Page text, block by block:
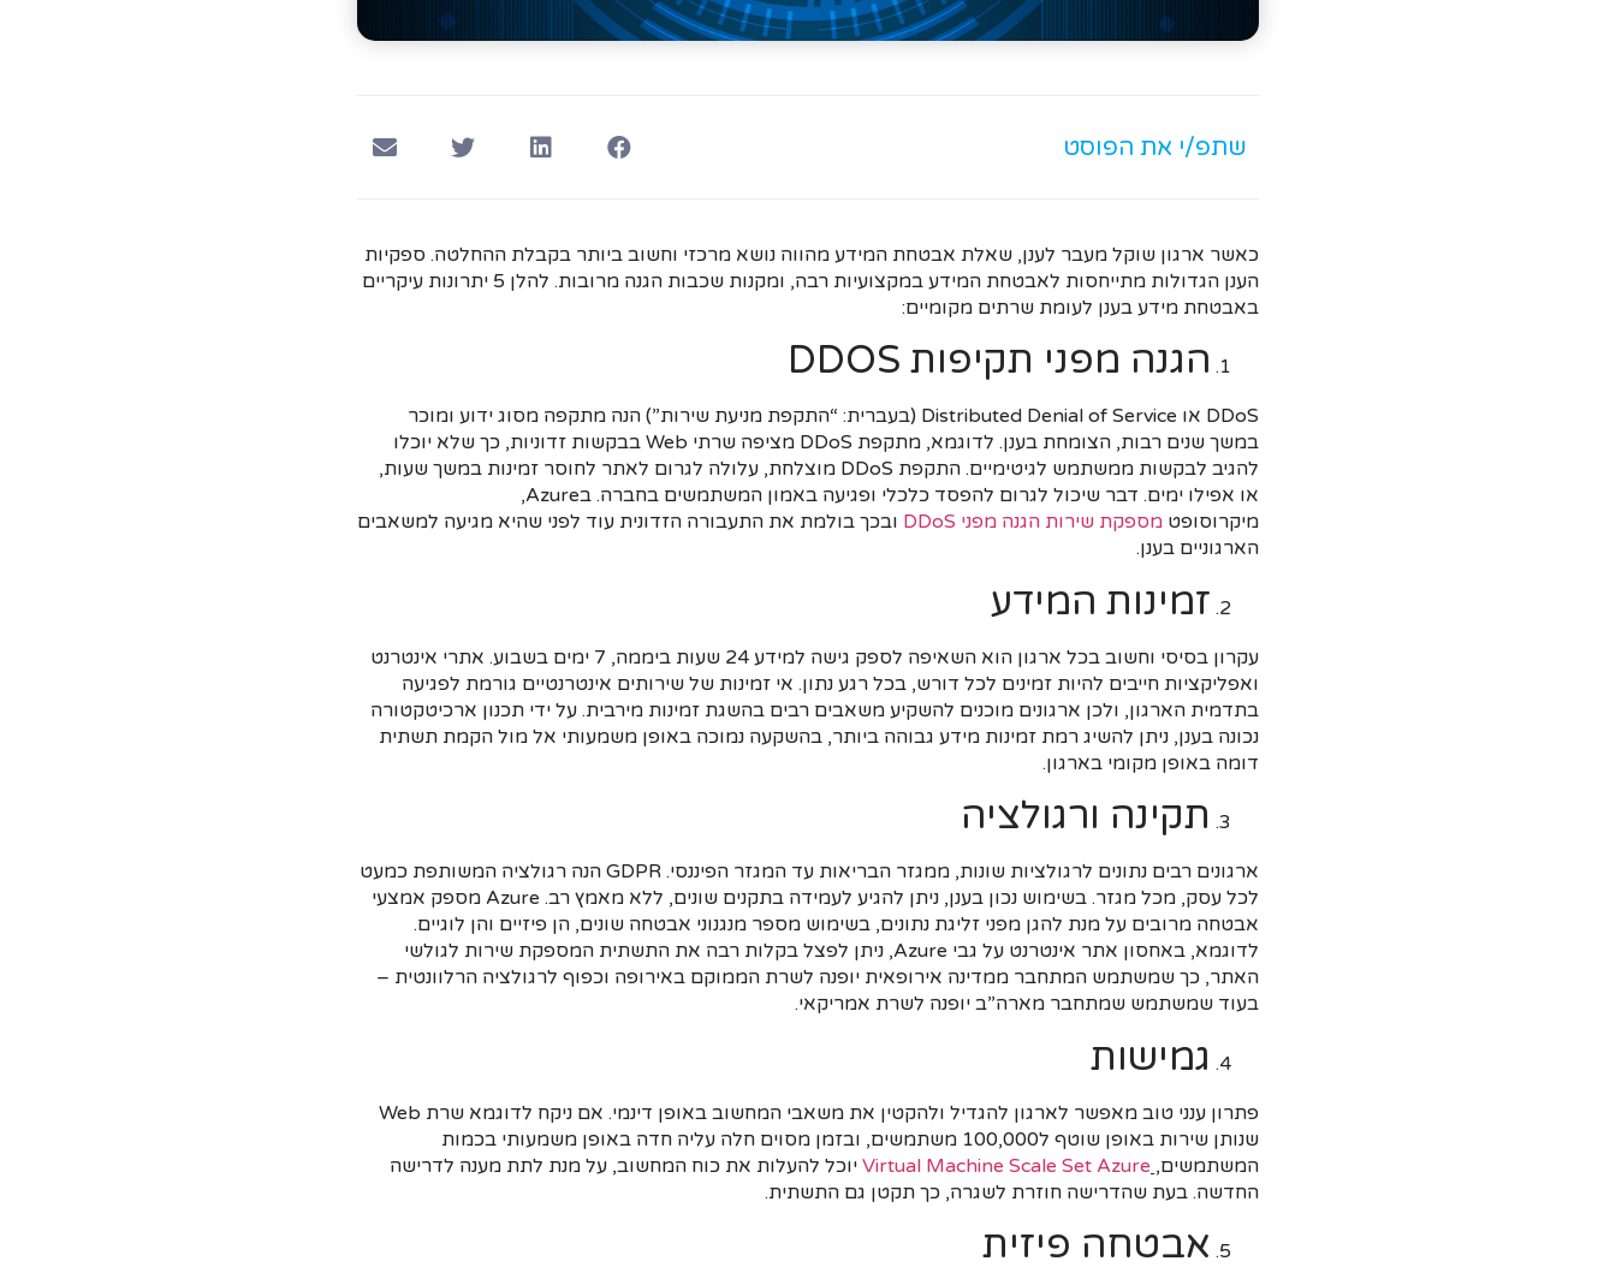
שתפ/י את הפוסט
כאשר ארגון שוקל מעבר לענן, שאלת אבטחת המידע מהווה נושא מרכזי וחשוב ביותר בקבלת ההחלטה. ספקיות
הענן הגדולות מתייחסות לאבטחת המידע במקצועיות רבה, ומקנות שכבות הגנה מרובות. להלן 5 יתרונות עיקריים
באבטחת מידע בענן לעומת שרתים מקומיים:
הגנה מפני תקיפות DDOS
DDoS
או Distributed Denial of Service (בעברית: “התקפת מניעת שירות”) הנה מתקפה מסוג ידוע ומוכר
במשך שנים רבות, הצומחת בענן. לדוגמא, מתקפת DDoS מציפה שרתי Web בבקשות זדוניות, כך שלא יוכלו
להגיב לבקשות ממשתמש לגיטימיים. התקפת DDoS מוצלחת, עלולה לגרום לאתר לחוסר זמינות במשך שעות,
או אפילו ימים. דבר שיכול לגרום להפסד כלכלי ופגיעה באמון המשתמשים בחברה. בAzure,
מיקרוסופט מספקת שירות הגנה מפני DDoS
ובכך בולמת את התעבורה הזדונית עוד לפני שהיא מגיעה למשאבים
הארגוניים בענן.
זמינות המידע
עקרון בסיסי וחשוב בכל ארגון הוא השאיפה לספק גישה למידע 24 שעות ביממה, 7 ימים בשבוע. אתרי אינטרנט
ואפליקציות חייבים להיות זמינים לכל דורש, בכל רגע נתון. אי זמינות של שירותים אינטרנטיים גורמת לפגיעה
בתדמית הארגון, ולכן ארגונים מוכנים להשקיע משאבים רבים בהשגת זמינות מירבית. על ידי תכנון ארכיטקטורה
נכונה בענן, ניתן להשיג רמת זמינות מידע גבוהה ביותר, בהשקעה נמוכה באופן משמעותי אל מול הקמת תשתית
דומה באופן מקומי בארגון.
תקינה ורגולציה
ארגונים רבים נתונים לרגולציות שונות, ממגזר הבריאות עד המגזר הפיננסי. GDPR הנה רגולציה המשותפת כמעט
לכל עסק, מכל מגזר. בשימוש נכון בענן, ניתן להגיע לעמידה בתקנים שונים, ללא מאמץ רב. Azure מספק אמצעי
אבטחה מרובים על מנת להגן מפני זליגת נתונים, בשימוש מספר מנגנוני אבטחה שונים, הן פיזיים והן לוגיים.
לדוגמא, באחסון אתר אינטרנט על גבי Azure, ניתן לפצל בקלות רבה את התשתית המספקת שירות לגולשי
האתר, כך שמשתמש המתחבר ממדינה אירופאית יופנה לשרת הממוקם באירופה וכפוף לרגולציה הרלוונטית –
בעוד שמשתמש שמתחבר מארה”ב יופנה לשרת אמריקאי.
גמישות
פתרון ענני טוב מאפשר לארגון להגדיל ולהקטין את משאבי המחשוב באופן דינמי. אם ניקח לדוגמא שרת Web
שנותן שירות באופן שוטף ל100,000 משתמשים, ובזמן מסוים חלה עליה חדה באופן משמעותי בכמות
המשתמשים,
Virtual Machine Scale Set Azure יוכל להעלות את כוח המחשוב, על מנת לתת מענה לדרישה
החדשה. בעת שהדרישה חוזרת לשגרה, כך תקטן גם התשתית.
אבטחה פיזית